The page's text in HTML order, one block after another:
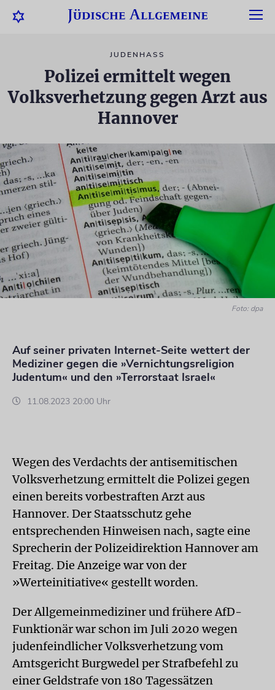
JUDENHASS
Polizei ermittelt wegen
Volksverhetzung gegen Arzt aus
Hannover
Foto: dpa
Auf seiner privaten Internet-Seite wettert der
Mediziner gegen die »Vernichtungsreligion
Judentum« und den »Terrorstaat Israel«
11.08.2023 20:00 Uhr
Wegen des Verdachts der antisemitischen
Volksverhetzung ermittelt die Polizei gegen
einen bereits vorbestraften Arzt aus
Hannover. Der Staatsschutz gehe
entsprechenden Hinweisen nach, sagte eine
Sprecherin der Polizeidirektion Hannover am
Freitag. Die Anzeige war von der
»Werteinitiative« gestellt worden.
Der Allgemeinmediziner und frühere AfD-
Funktionär war schon im Juli 2020 wegen
judenfeindlicher Volksverhetzung vom
Amtsgericht Burgwedel per Strafbefehl zu
einer Geldstrafe von 180 Tagessätzen